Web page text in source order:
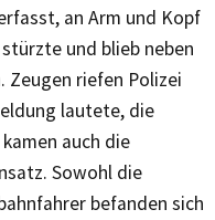
an Arm und Kopf
und blieb neben
Zeugen riefen Polizei
lautete, die
auch die
Sowohl die
befanden sich